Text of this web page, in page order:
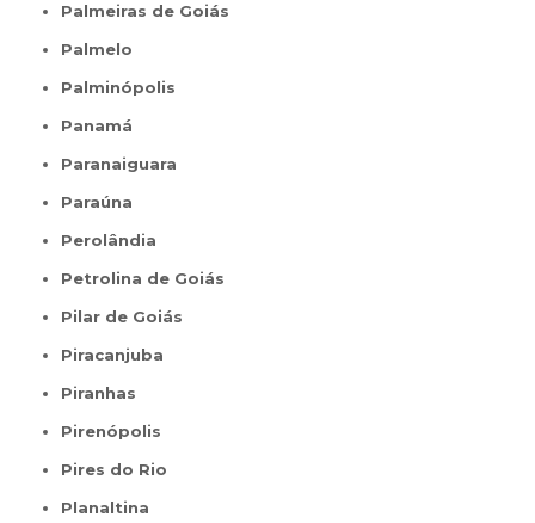
Palmeiras de Goiás
Palmelo
Palminópolis
Panamá
Paranaiguara
Paraúna
Perolândia
Petrolina de Goiás
Pilar de Goiás
Piracanjuba
Piranhas
Pirenópolis
Pires do Rio
Planaltina